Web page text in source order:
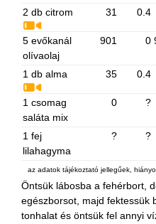
2 db citrom 31 0.4
5 evőkanál
olívaolaj
901 0
1 db alma 35 0.4
1 csomag
saláta mix
0 ?
1 fej
lilahagyma
? ?
az adatok tájékoztató jellegűek,
Öntsük lábosba a fehérbort,
egészborsot, majd fektessük
tonhalat és öntsük fel annyi